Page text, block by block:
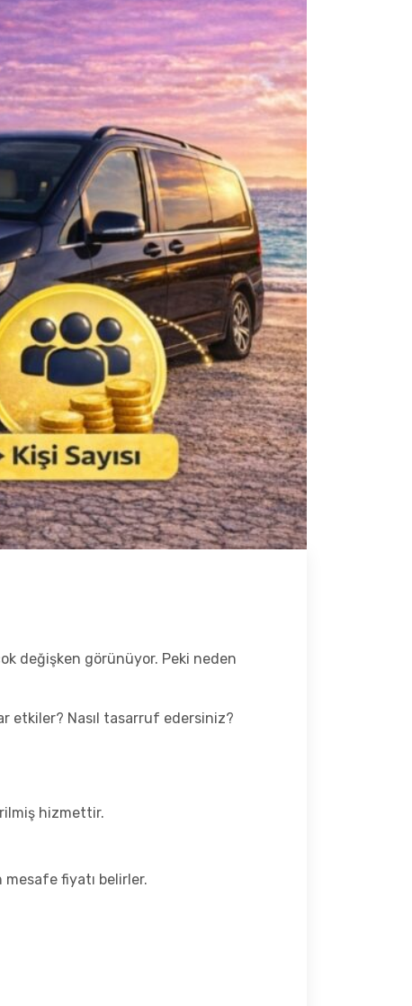
değişken görünüyor. Peki neden
etkiler? Nasıl tasarruf edersiniz?
hizmettir.
mesafe fiyatı belirler.